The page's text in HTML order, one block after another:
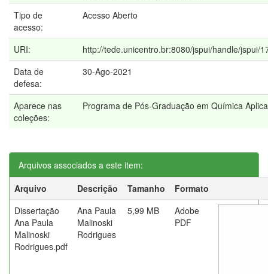
Tipo de
acesso:
Acesso Aberto
URI:
http://tede.unicentro.br:8080/jspui/handle/jspui/
Data de
defesa:
30-Ago-2021
Aparece nas
coleções:
Programa de Pós-Graduação em Química
Arquivos associados a este item:
Arquivo
Descrição Tamanho
Formato
Dissertação
Ana Paula
Malinoski
Rodrigues.pdf
Ana Paula
Malinoski
Rodrigues
5,99 MB
Adobe
PDF